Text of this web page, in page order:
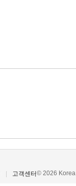
고객센터© 2026